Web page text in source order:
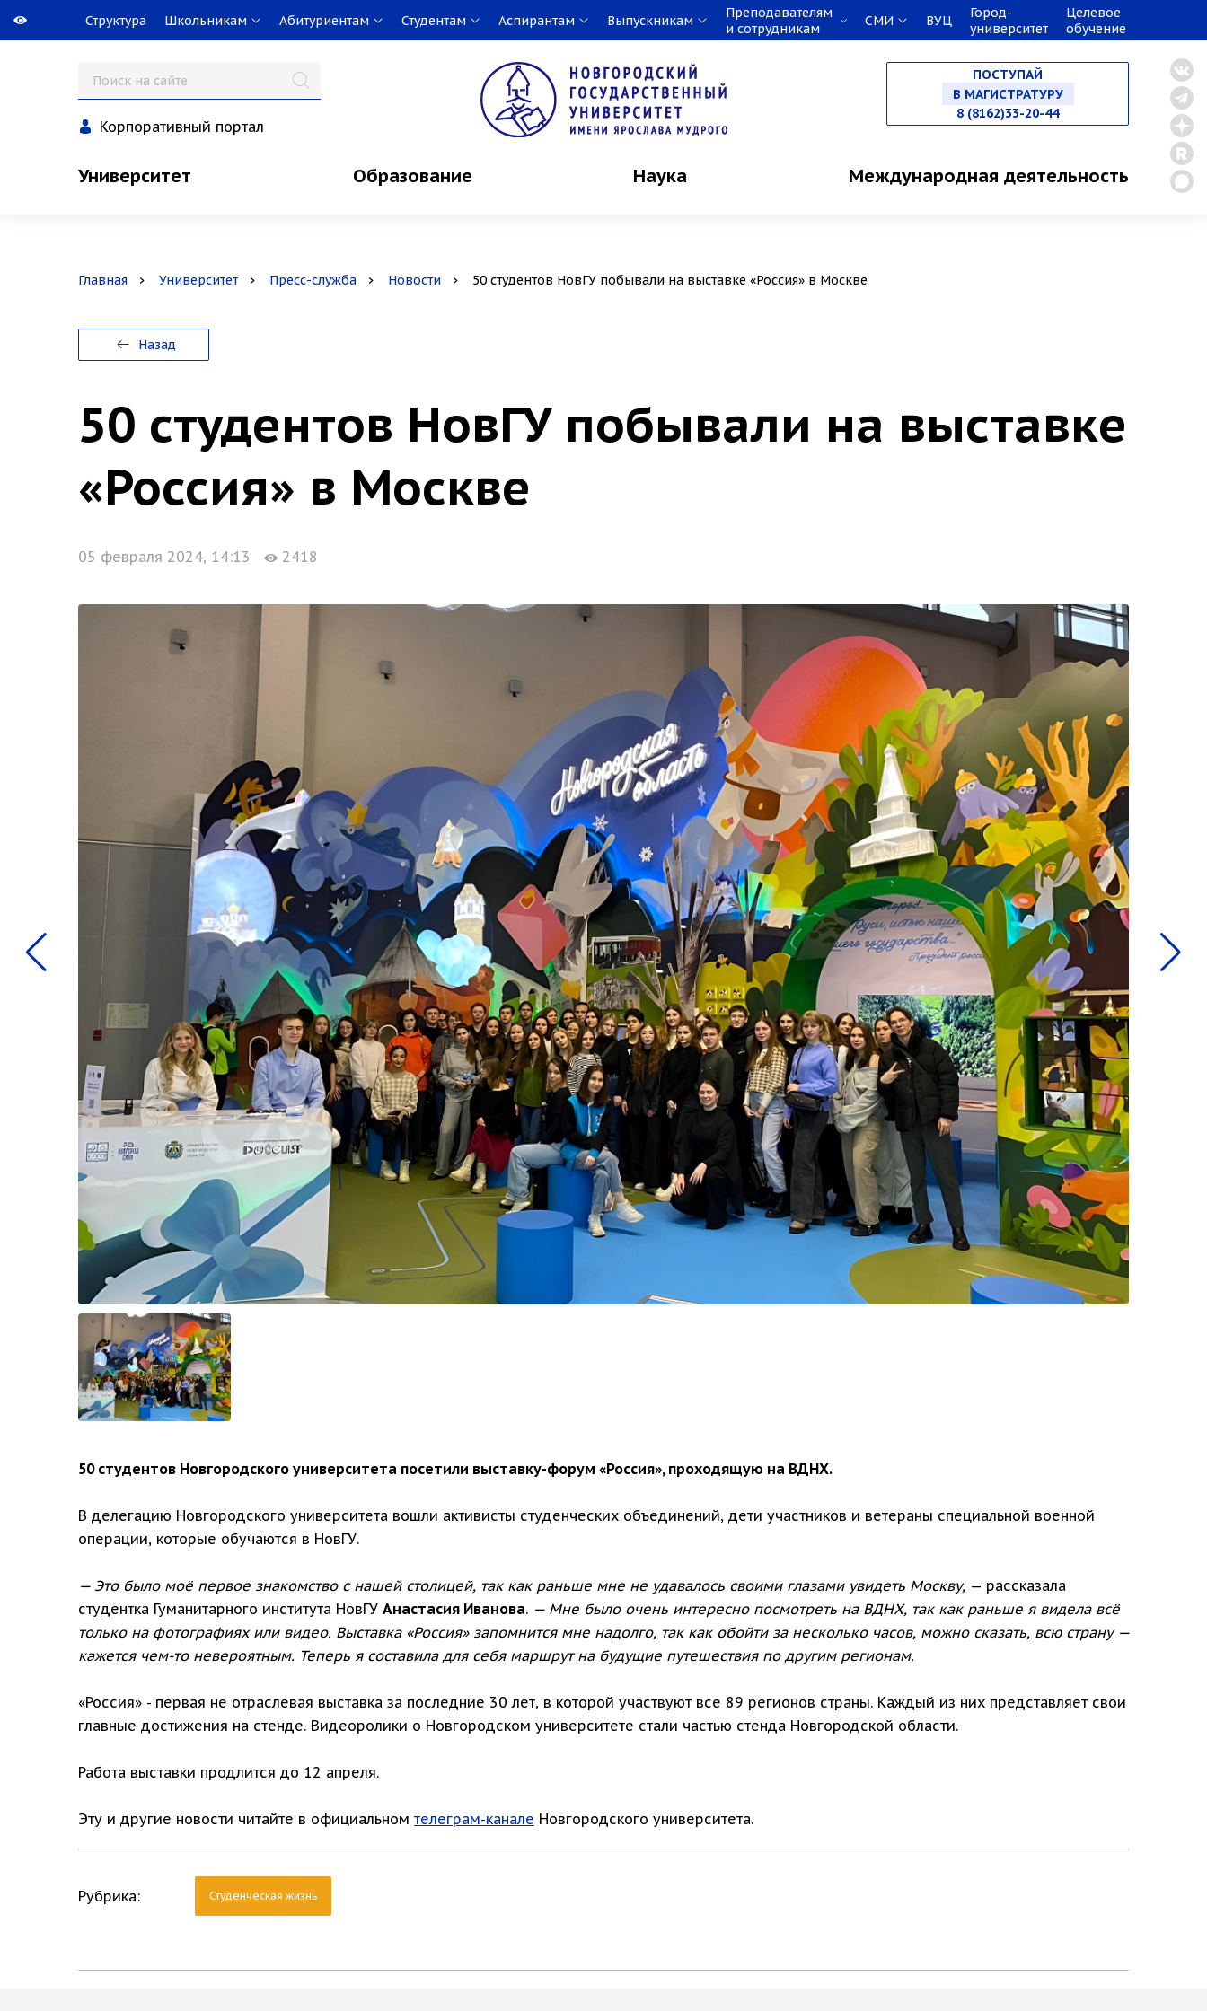
Структура Школьникам Абитуриентам Студентам Аспирантам Выпускникам
Преподавателям
и сотрудникам
СМИ ВУЦ
Город-
университет
Целевое
обучение
Корпоративный портал
ПОСТУПАЙ
НА СПЕЦИАЛИТЕТ
В МАГИСТРАТУРУ
8 (8162)33-20-44
Университет Образование Наука Международная деятельность
Главная Университет Пресс-служба Новости 50 студентов НовГУ побывали на выставке «Россия» в Москве
Назад
50 студентов НовГУ побывали на выставке
«Россия» в Москве
05 февраля 2024, 14:13 2418
50 студентов Новгородского университета посетили выставку-форум «Россия», проходящую на ВДНХ.
В делегацию Новгородского университета вошли активисты студенческих объединений, дети участников и ветераны специальной военной
операции, которые обучаются в НовГУ.
— Это было моё первое знакомство с нашей столицей, так как раньше мне не удавалось своими глазами увидеть Москву, — рассказала
студентка Гуманитарного института НовГУ Анастасия Иванова. — Мне было очень интересно посмотреть на ВДНХ, так как раньше я видела всё
только на фотографиях или видео. Выставка «Россия» запомнится мне надолго, так как обойти за несколько часов, можно сказать, всю страну —
кажется чем-то невероятным. Теперь я составила для себя маршрут на будущие путешествия по другим регионам.
«Россия» - первая не отраслевая выставка за последние 30 лет, в которой участвуют все 89 регионов страны. Каждый из них представляет свои
главные достижения на стенде. Видеоролики о Новгородском университете стали частью стенда Новгородской области.
Работа выставки продлится до 12 апреля.
Эту и другие новости читайте в официальном телеграм-канале Новгородского университета.
Рубрика: Студенческая жизнь